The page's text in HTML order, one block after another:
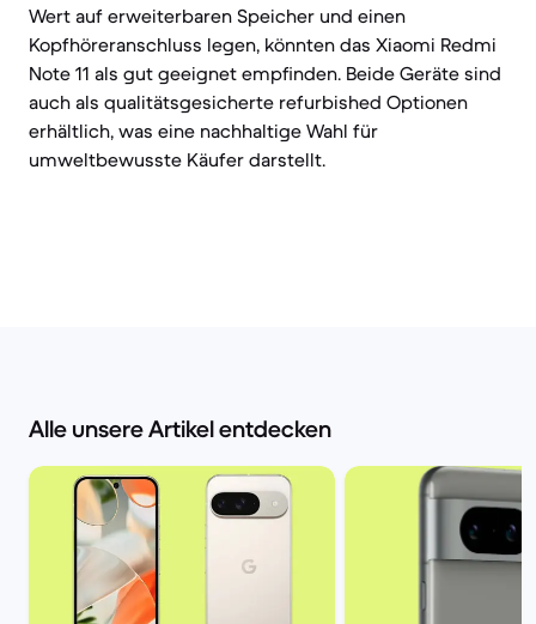
Wert auf erweiterbaren Speicher und einen
Kopfhöreranschluss legen, könnten das Xiaomi Redmi
Note 11 als gut geeignet empfinden. Beide Geräte sind
auch als qualitätsgesicherte refurbished Optionen
erhältlich, was eine nachhaltige Wahl für
umweltbewusste Käufer darstellt.
Alle unsere Artikel entdecken